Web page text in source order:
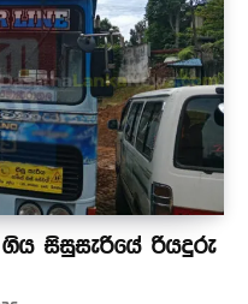
සිසුසැරියේ රියදුරු